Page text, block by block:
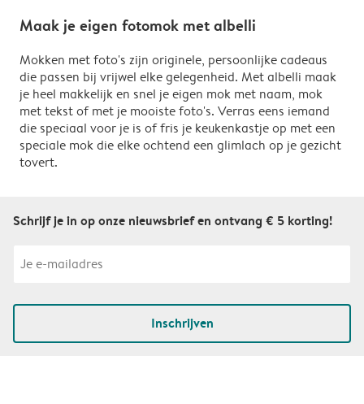
Maak je eigen fotomok met albelli
Mokken met foto's zijn originele, persoonlijke cadeaus
die passen bij vrijwel elke gelegenheid. Met albelli maak
je heel makkelijk en snel je eigen mok met naam, mok
met tekst of met je mooiste foto's. Verras eens iemand
die speciaal voor je is of fris je keukenkastje op met een
speciale mok die elke ochtend een glimlach op je gezicht
tovert.
Schrijf je in op onze nieuwsbrief en ontvang € 5 korting!
Inschrijven